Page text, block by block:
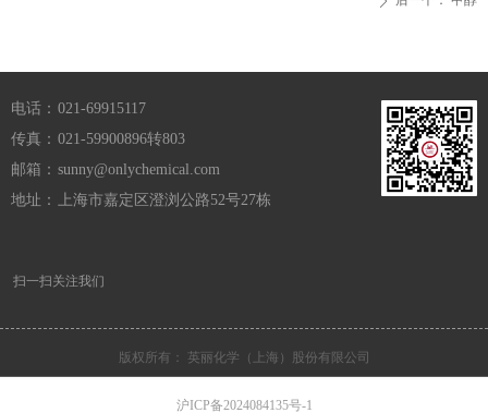
电话： 021-69915117
传真： 021-59900896转803
邮箱： sunny@onlychemical.com
地址： 上海市嘉定区澄浏公路52号27栋
扫一扫关注我们
版权所有： 英丽化学（上海）股份有限公司
沪ICP备2024084135号-1